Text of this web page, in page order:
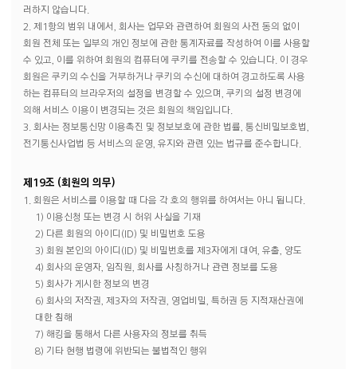
러하지 않습니다.
2. 제1항의 범위 내에서, 회사는 업무와 관련하여 회원의 사전 동의 없이
회원 전체 또는 일부의 개인 정보에 관한 통계자료를 작성하여 이를 사용할
수 있고, 이를 위하여 회원의 컴퓨터에 쿠키를 전송할 수 있습니다. 이 경우
회원은 쿠키의 수신을 거부하거나 쿠키의 수신에 대하여 경고하도록 사용
하는 컴퓨터의 브라우저의 설정을 변경할 수 있으며, 쿠키의 설정 변경에
의해 서비스 이용이 변경되는 것은 회원의 책임입니다.
3. 회사는 정보통신망 이용촉진 및 정보보호에 관한 법률, 통신비밀보호법,
전기통신사업법 등 서비스의 운영, 유지와 관련 있는 법규를 준수합니다.
제19조 (회원의 의무)
1. 회원은 서비스를 이용할 때 다음 각 호의 행위를 하여서는 아니 됩니다.
1) 이용신청 또는 변경 시 허위 사실을 기재
2) 다른 회원의 아이디(ID) 및 비밀번호 도용
3) 회원 본인의 아이디(ID) 및 비밀번호를 제3자에게 대여, 유출, 양도
4) 회사의 운영자, 임직원, 회사를 사칭하거나 관련 정보를 도용
5) 회사가 게시한 정보의 변경
6) 회사의 저작권, 제3자의 저작권, 영업비밀, 특허권 등 지적재산권에
대한 침해
7) 해킹을 통해서 다른 사용자의 정보를 취득
8) 기타 현행 법령에 위반되는 불법적인 행위